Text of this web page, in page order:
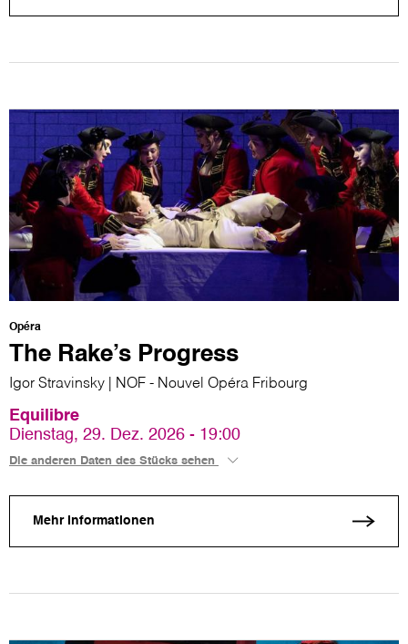
Opéra
The Rake’s Progress
Igor Stravinsky | NOF - Nouvel Opéra Fribourg
Equilibre
Dienstag, 29. Dez. 2026 - 19:00
Die anderen Daten des Stücks sehen
Mehr Informationen